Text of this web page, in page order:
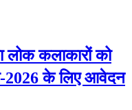
लोक कलाकारों को
2026 के लिए आवेदन